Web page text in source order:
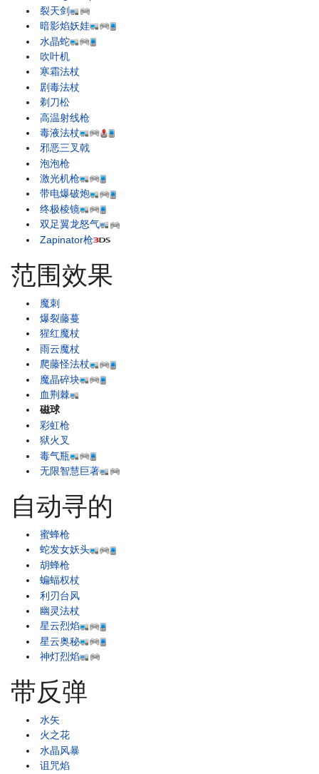
裂天剑
暗影焰妖娃
水晶蛇
吹叶机
寒霜法杖
剧毒法杖
剃刀松
高温射线枪
毒液法杖
邪恶三叉戟
泡泡枪
激光机枪
带电爆破炮
终极棱镜
双足翼龙怒气
Zapinator枪
范围效果
魔刺
爆裂藤蔓
猩红魔杖
雨云魔杖
爬藤怪法杖
魔晶碎块
血荆棘
磁球
彩虹枪
狱火叉
毒气瓶
无限智慧巨著
自动寻的
蜜蜂枪
蛇发女妖头
胡蜂枪
蝙蝠权杖
利刃台风
幽灵法杖
星云烈焰
星云奥秘
神灯烈焰
带反弹
水矢
火之花
水晶风暴
诅咒焰